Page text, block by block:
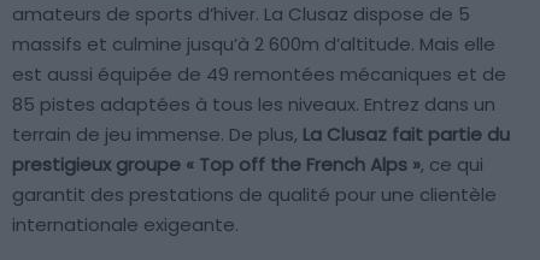
amateurs de sports d’hiver. La Clusaz dispose de 5
massifs et culmine jusqu’à 2 600m d’altitude. Mais elle
est aussi équipée de 49 remontées mécaniques et de
85 pistes adaptées à tous les niveaux. Entrez dans un
terrain de jeu immense. De plus, La Clusaz fait partie du
prestigieux groupe « Top off the French Alps », ce qui
garantit des prestations de qualité pour une clientèle
internationale exigeante.